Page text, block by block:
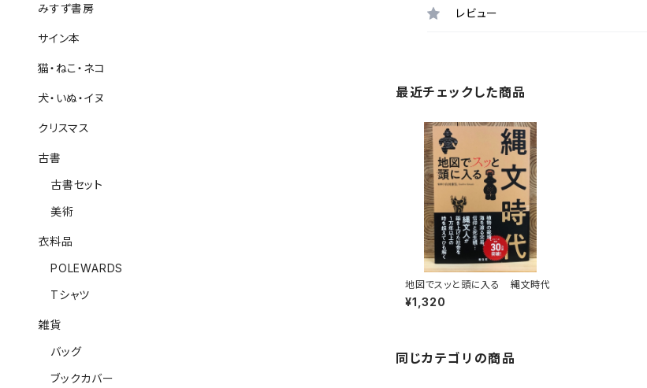
レビュー
最近チェックした商品
地図でスッと頭に入る 縄文時代
¥1,320
同じカテゴリの商品
みすず書房
サイン本
猫・ねこ・ネコ
犬・いぬ・イヌ
クリスマス
古書
古書セット
美術
衣料品
POLEWARDS
Tシャツ
雑貨
バッグ
ブックカバー